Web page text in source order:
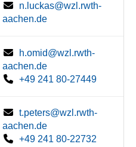
n.luckas@wzl.rwth-
aachen.de
h.omid@wzl.rwth-
aachen.de
+49 241 80-27449
t.peters@wzl.rwth-
aachen.de
+49 241 80-22732